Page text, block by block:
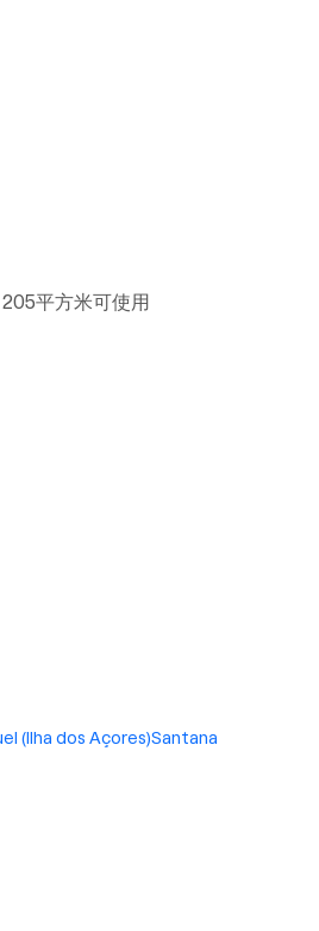
平方米可使用
(Ilha dos Açores)Santana